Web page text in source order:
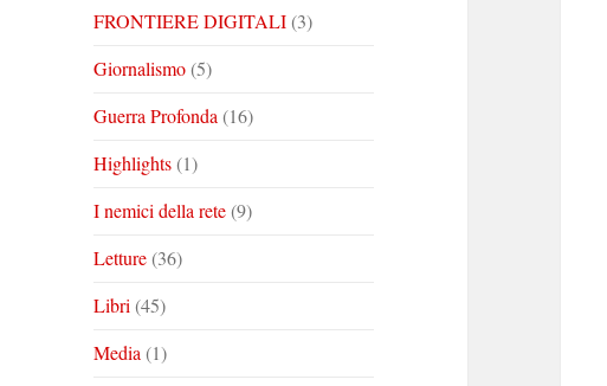
FRONTIERE DIGITALI(3)
Giornalismo(5)
Guerra Profonda (16)
Highlights(1)
I nemici della rete(9)
Letture(36)
Libri (45)
Media (1)